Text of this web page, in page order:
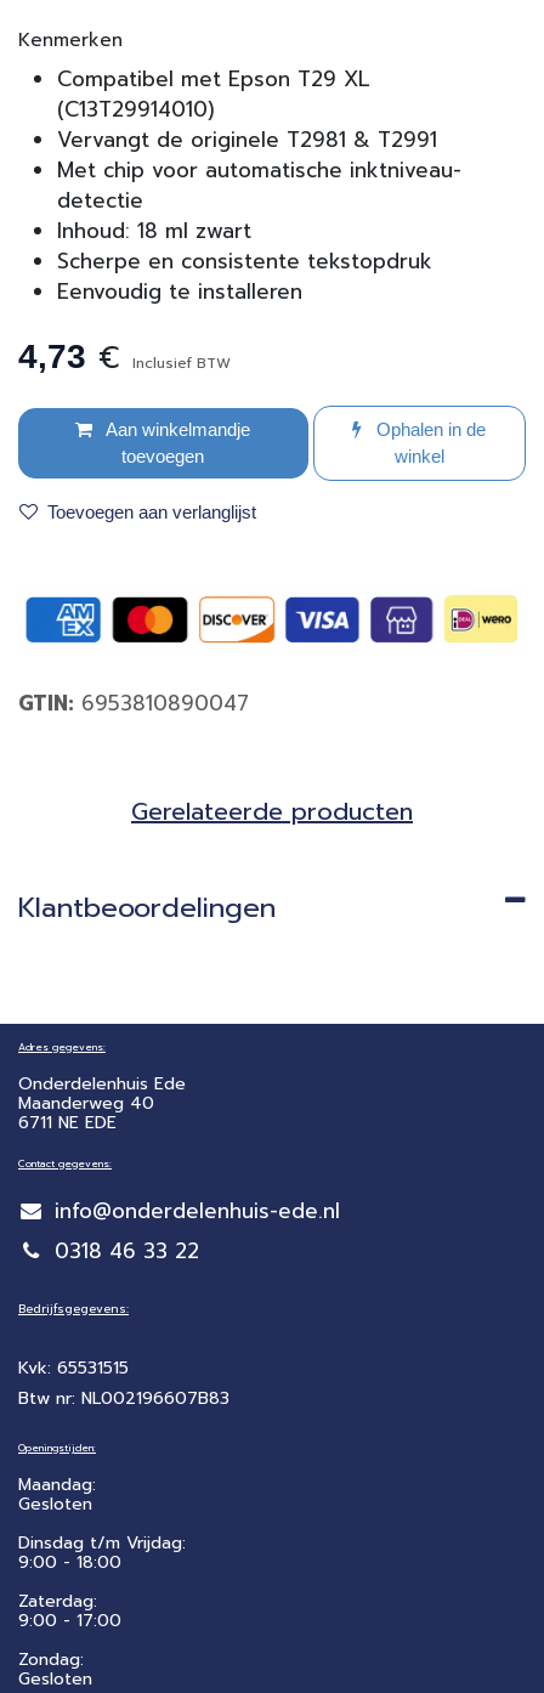
Kenmerken
Compatibel met Epson T29 XL
(C13T29914010)
Vervangt de originele T2981 & T2991
Met chip voor automatische inktniveau-
detectie
Inhoud: 18 ml zwart
Scherpe en consistente tekstopdruk
Eenvoudig te installeren
4,73 € Inclusief BTW
Aan winkelmandje
toevoegen
Ophalen in de
winkel
Toevoegen aan verlanglijst
GTIN: 6953810890047
Gerela​teerde producten​
Klantbeoordelingen
Adres gegevens:
Onderdelenhuis Ede
Maanderweg 40
6711 NE EDE
Contact gegevens:
info@onderdelenhuis-ede.nl
0318 46 33 22
Bedrijfsgegevens:
Kvk: 65531515
Btw nr: NL002196607B83
Openingstijden:
Maandag:
Gesloten
Dinsdag t/m Vrijdag:
9:00 - 18:00
Zaterdag:
​9:00 - 17:00
Zondag:
Gesloten